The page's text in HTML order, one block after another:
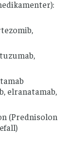
elranatamab,
(Prednisolon